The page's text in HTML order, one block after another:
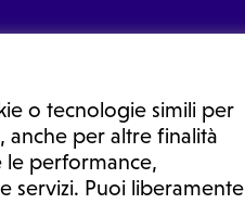
o tecnologie simili per
anche per altre finalità
le performance,
servizi. Puoi liberamente